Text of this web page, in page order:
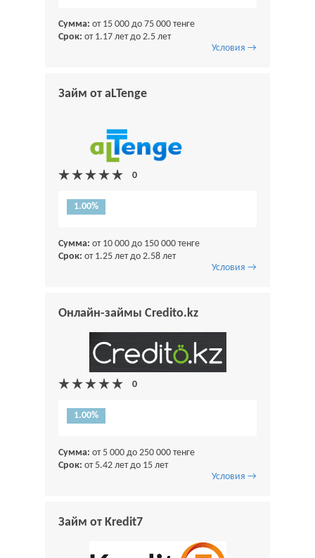
Сумма: от 15 000 до 75 000 тенге
Срок: от 1.17 лет до 2.5 лет
Условия →
Займ от aLTenge
1.00%
Сумма: от 10 000 до 150 000 тенге
Срок: от 1.25 лет до 2.58 лет
Условия →
Онлайн-займы Credito.kz
1.00%
Сумма: от 5 000 до 250 000 тенге
Срок: от 5.42 лет до 15 лет
Условия →
Займ от Kredit7